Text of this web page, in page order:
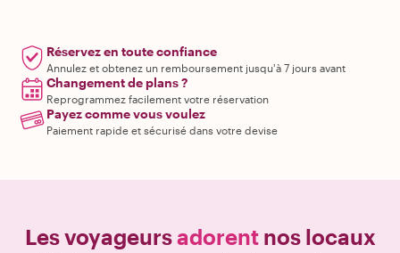
Réservez en toute confiance
Annulez et obtenez un remboursement jusqu'à 7 jours avant
Changement de plans ?
Reprogrammez facilement votre réservation
Payez comme vous voulez
Paiement rapide et sécurisé dans votre devise
Les voyageursadorentnos locaux